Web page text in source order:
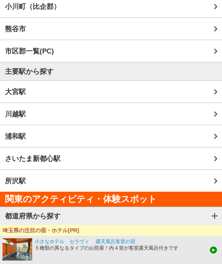
小川町（比企郡）
熊谷市
市区郡一覧(PC)
主要駅から探す
大宮駅
川越駅
浦和駅
さいたま新都心駅
所沢駅
関東のアクティビティ・体験スポット
都道府県から探す
このページのTOPへ
埼玉県の注目の宿・ホテル[PR]
小さなホテル セラヴィ 露天風呂客室の宿
５種類の異なるタイプのお部屋！内４室が客室露天風呂付きです